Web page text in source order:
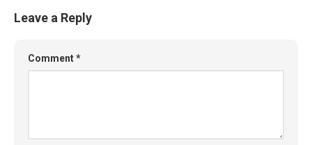
Leave a Reply
Comment*